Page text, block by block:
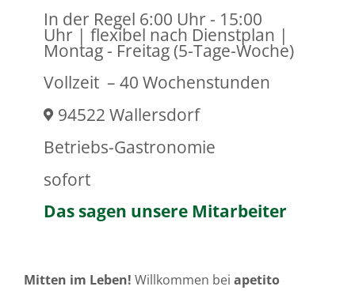
In der Regel 6:00 Uhr - 15:00
Uhr | flexibel nach Dienstplan |
Montag - Freitag (5-Tage-Woche)
Vollzeit– 40 Wochenstunden
94522 Wallersdorf
Betriebs-Gastronomie
sofort
Das sagen unsere Mitarbeiter
Mitten im Leben! Willkommen bei apetito